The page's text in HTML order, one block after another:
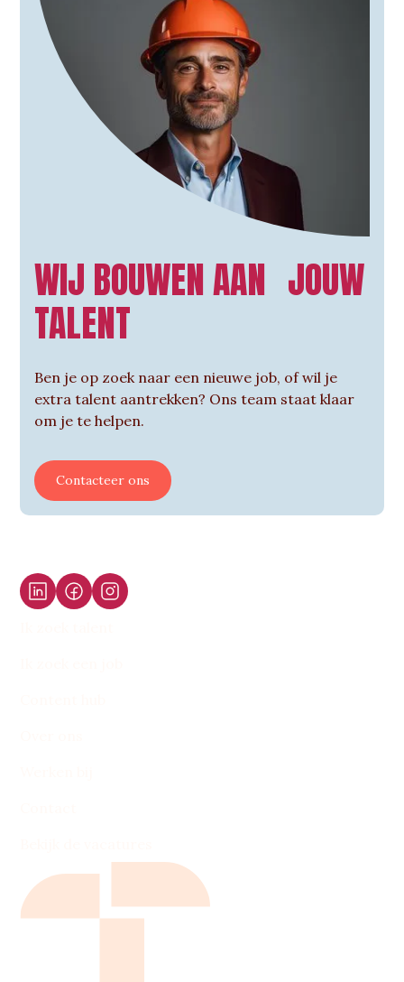
WIJ BOUWEN AAN JOUW
TALENT
Ben je op zoek naar een nieuwe job, of wil je
extra talent aantrekken? Ons team staat klaar
om je te helpen.
Contacteer ons